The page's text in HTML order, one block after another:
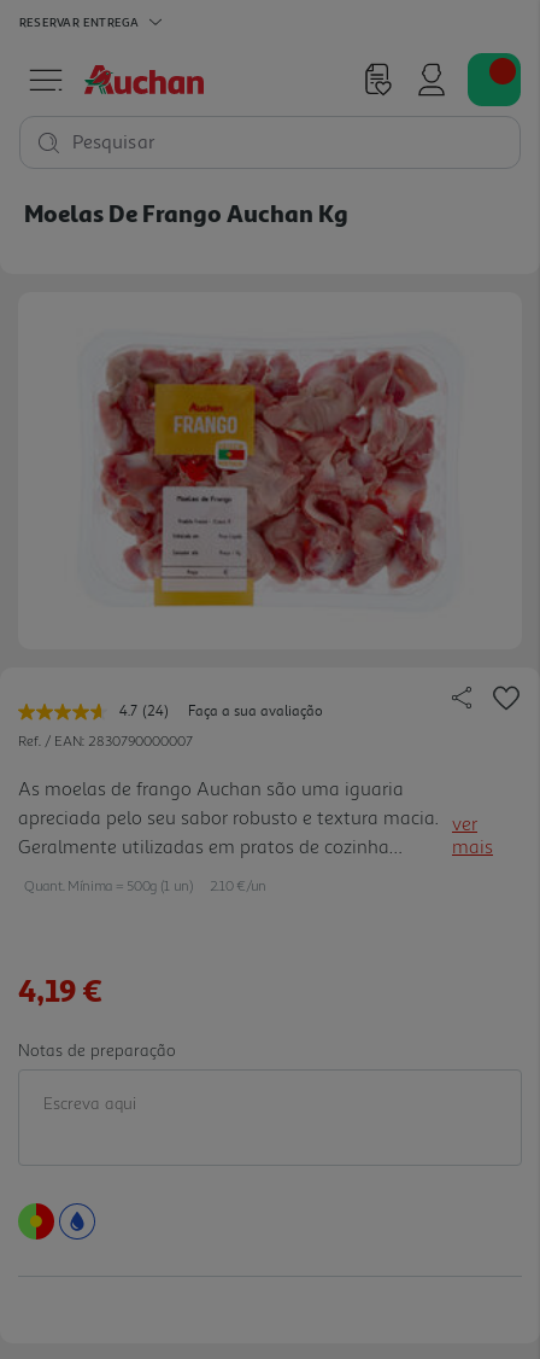
RESERVAR ENTREGA
Pesquisar
Moelas De Frango Auchan Kg
4.7 Leu
24
para
a
mesma
página.
(24)
Faça a sua avaliação
Ref. / EAN: 2830790000007
As moelas de frango Auchan são uma iguaria
apreciada pelo seu sabor robusto e textura macia.
Geralmente utilizadas em pratos de cozinha
tradicional portuguesa, como guisados e
ver
mais
Quant. Mínima = 500g (1 un) 2.10 €/un
4,19 €
Notas de preparação